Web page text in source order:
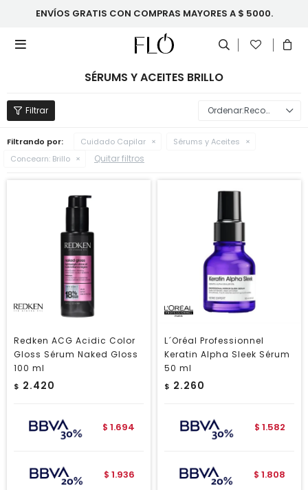
ENVÍOS GRATIS CON COMPRAS MAYORES A $ 5000.

SÉRUMS Y ACEITES BRILLO
Recomendados
Filtrando por: Cuidado Capilar
Sérums y Aceites
Concearn: Brillo Quitar filtros
Redken ACG Acidic Color
Gloss Sérum Naked Gloss
100 ml
$ 2.420
$ 1.694
$ 1.936
L´Oréal Professionnel
Keratin Alpha Sleek Sérum
50 ml
$ 2.260
$ 1.582
$ 1.808